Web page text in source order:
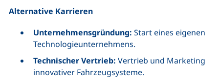
Alternative Karrieren
Unternehmensgründung: Start eines eigenen
Technologieunternehmens.
Technischer Vertrieb: Vertrieb und Marketing
innovativer Fahrzeugsysteme.